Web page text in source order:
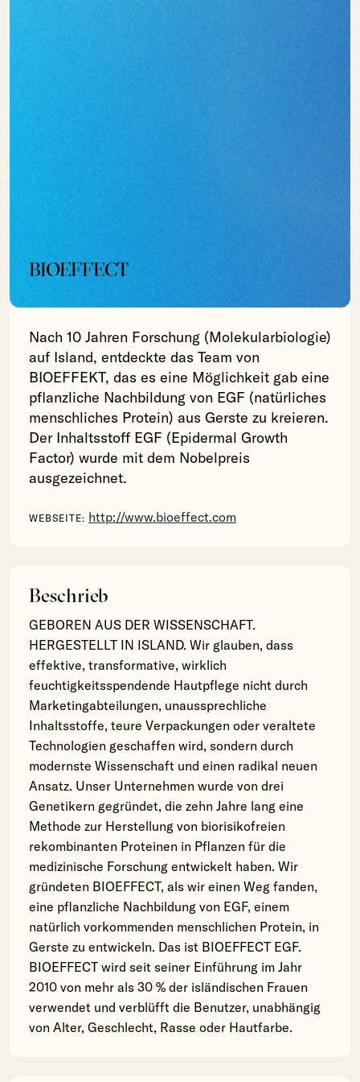
BIOEFFECT
Nach 10 Jahren Forschung (Molekularbiologie)
auf Island, entdeckte das Team von
BIOEFFEKT, das es eine Möglichkeit gab eine
pflanzliche Nachbildung von EGF (natürliches
menschliches Protein) aus Gerste zu kreieren.
Der Inhaltsstoff EGF (Epidermal Growth
Factor) wurde mit dem Nobelpreis
ausgezeichnet.
WEBSEITE: http://www.bioeffect.com
Beschrieb
GEBOREN AUS DER WISSENSCHAFT.
HERGESTELLT IN ISLAND. Wir glauben, dass
effektive, transformative, wirklich
feuchtigkeitsspendende Hautpflege nicht durch
Marketingabteilungen, unaussprechliche
Inhaltsstoffe, teure Verpackungen oder veraltete
Technologien geschaffen wird, sondern durch
modernste Wissenschaft und einen radikal neuen
Ansatz. Unser Unternehmen wurde von drei
Genetikern gegründet, die zehn Jahre lang eine
Methode zur Herstellung von biorisikofreien
rekombinanten Proteinen in Pflanzen für die
medizinische Forschung entwickelt haben. Wir
gründeten BIOEFFECT, als wir einen Weg fanden,
eine pflanzliche Nachbildung von EGF, einem
natürlich vorkommenden menschlichen Protein, in
Gerste zu entwickeln. Das ist BIOEFFECT EGF.
BIOEFFECT wird seit seiner Einführung im Jahr
2010 von mehr als 30 % der isländischen Frauen
verwendet und verblüfft die Benutzer, unabhängig
von Alter, Geschlecht, Rasse oder Hautfarbe.